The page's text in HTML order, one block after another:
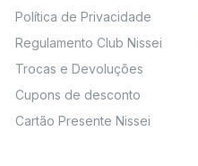
Política de Privacidade
Regulamento Club Nissei
Trocas e Devoluções
Cupons de desconto
Cartão Presente Nissei